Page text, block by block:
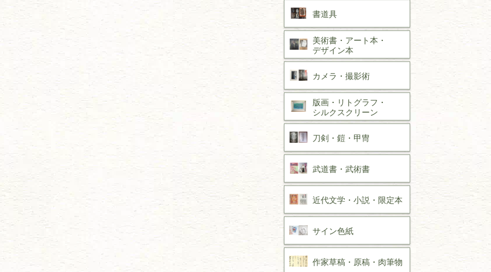
書道具
美術書・アート本・
デザイン本
カメラ・撮影術
版画・リトグラフ・
シルクスクリーン
刀剣・ 鎧・ 甲冑
武道書・ 武術書
近代文学・ 小説・限定本
サイン色紙
作家草稿・原稿・ 肉筆物